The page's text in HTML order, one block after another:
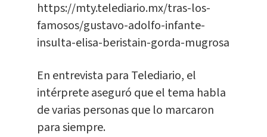
https://mty.telediario.mx/tras-los-
famosos/gustavo-adolfo-infante-
insulta-elisa-beristain-gorda-mugrosa
En entrevista para Telediario, el
intérprete aseguró que el tema habla
de varias personas que lo marcaron
para siempre.